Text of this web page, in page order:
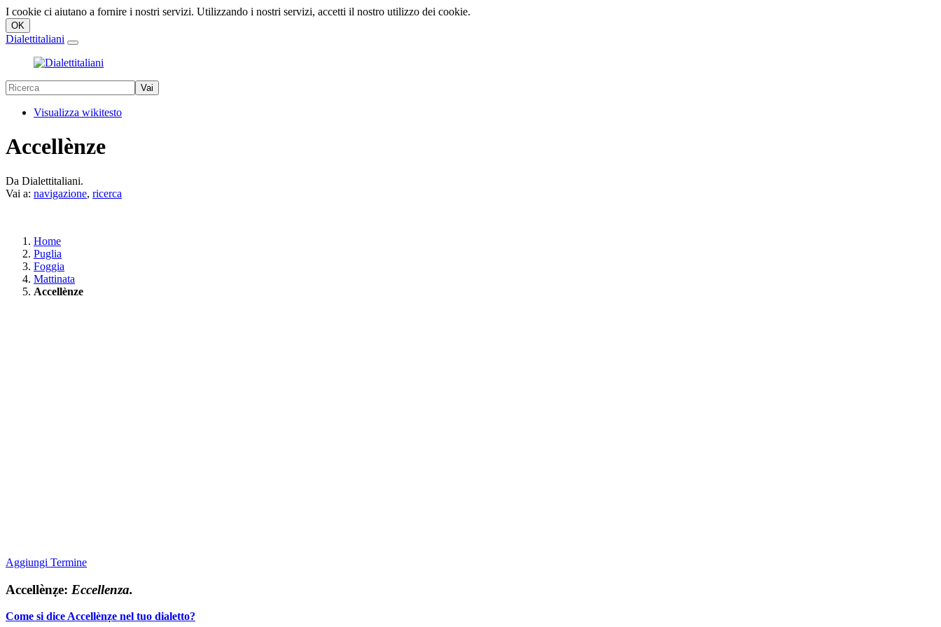
I cookie ci aiutano a fornire i nostri servizi. Utilizzando i nostri servizi, accetti il nostro utilizzo dei cookie.
Dialettitaliani
Visualizza wikitesto
Accellènze
Da Dialettitaliani.
Vai a: navigazione, ricerca
Home
Puglia
Foggia
Mattinata
Accellènze
Aggiungi Termine
Accellènẓe: Eccellenza.
Come si dice Accellènẓe nel tuo dialetto?